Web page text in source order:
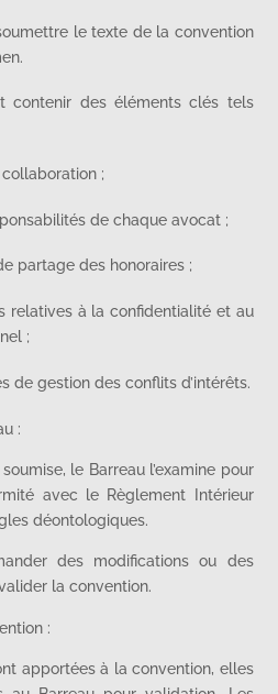
le texte de la convention
contenir des éléments clés tels
;
de chaque avocat ;
partage des honoraires ;
relatives à la confidentialité et au
;
de gestion des conflits d’intérêts.
:
le Barreau l’examine pour
avec le Règlement Intérieur
déontologiques.
des modifications ou des
la convention.
:
apportées à la convention, elles